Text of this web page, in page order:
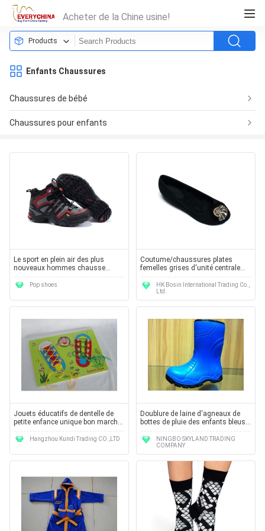
Acheter de la Chine usine!
Products
Enfants Chaussures
Chaussures de bébé
Chaussures pour enfants
Le sport en plein air des plus
nouveaux hommes chausse
Terrex X rapide FM mi GORE-TEX
Pop shoes
Coutume/chaussures plates
femelles grises d'unité centrale
bon concepteur bon marché
d'OEM/ODM 2012 avec la taille
36-41
HK Bosin International Trading Co.,
Ltd.
Jouets éducatifs de dentelle de
petite enfance unique bon marché
de Basswood pour la flexibilité de
doigt
Hangzhou Kundi Trading CO.,LTD
Doublure de laine d'agneaux de
bottes de pluie des enfants bleus
géniaux de Little Boy
NINGBO SKYLAND TRADING
COMPANY